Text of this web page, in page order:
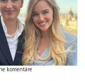
komentáre